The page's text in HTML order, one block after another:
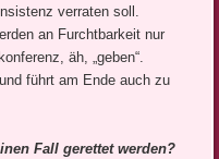
verraten soll.
an Furchtbarkeit nur
äh, „geben“.
führt am Ende auch zu
Fall gerettet werden?